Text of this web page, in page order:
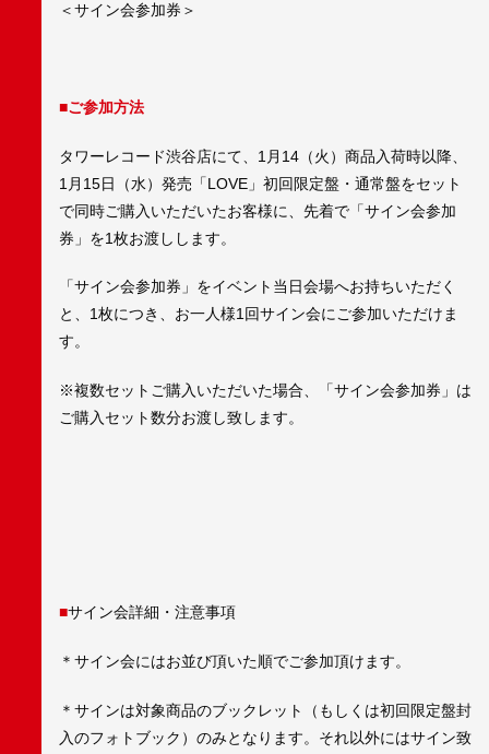
＜サイン会参加券＞
■ご参加方法
タワーレコード渋谷店にて、1月14（火）商品入荷時以降、
1月15日（水）発売「LOVE」初回限定盤・通常盤をセット
で同時ご購入いただいたお客様に、先着で「サイン会参加
券」を1枚お渡しします。
「サイン会参加券」をイベント当日会場へお持ちいただく
と、1枚につき、お一人様1回サイン会にご参加いただけま
す。
※複数セットご購入いただいた場合、「サイン会参加券」は
ご購入セット数分お渡し致します。
■サイン会詳細・注意事項
＊サイン会にはお並び頂いた順でご参加頂けます。
＊サインは対象商品のブックレット（もしくは初回限定盤封
入のフォトブック）のみとなります。それ以外にはサイン致